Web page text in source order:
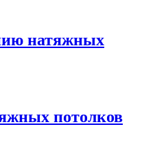
натяжных
потолков